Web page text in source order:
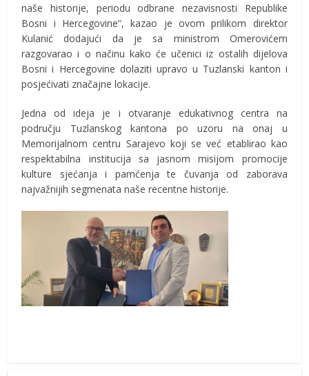
naše historije, periodu odbrane nezavisnosti Republike
Bosni i Hercegovine“, kazao je ovom prilikom direktor
Kulanić dodajući da je sa ministrom Omerovićem
razgovarao i o načinu kako će učenici iz ostalih dijelova
Bosni i Hercegovine dolaziti upravo u Tuzlanski kanton i
posjećivati značajne lokacije.
Jedna od ideja je i otvaranje edukativnog centra na
području Tuzlanskog kantona po uzoru na onaj u
Memorijalnom centru Sarajevo koji se već etablirao kao
respektabilna institucija sa jasnom misijom promocije
kulture sjećanja i pamćenja te čuvanja od zaborava
najvažnijih segmenata naše recentne historije.